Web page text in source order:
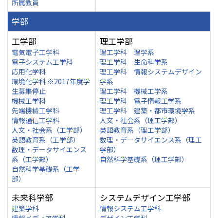
所属教員
学部
工学部
電気電子工学科
電子システム工学科
応用化学科
環境化学科 ※2017年度学
生募集停止
機械工学科
先端機械工学科
情報通信工学科
人文・社会系（工学部）
英語教育系（工学部）
数理・データサイエンス
系（工学部）
自然科学基礎系（工学
部）
理工学部
理工学科 理学系
理工学科 生命科学系
理工学科 情報システムデザイン
学系
理工学科 機械工学系
理工学科 電子情報工学系
理工学科 建築・都市環境学系
人文・社会系（理工学部）
英語教育系（理工学部）
数理・データサイエンス系（理工
学部）
自然科学基礎系（理工学部）
未来科学部
建築学科
システムデザイン工学部
情報システム工学科